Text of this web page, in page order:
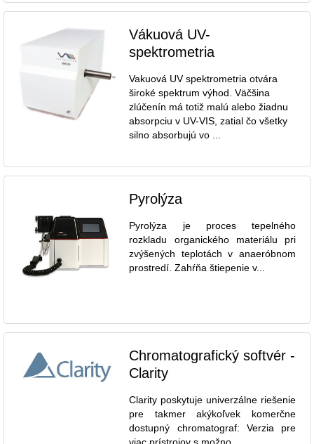
Vákuová UV-
spektrometria
Vakuová UV spektrometria otvára
široké spektrum výhod. Väčšina
zlúčenín má totiž malú alebo žiadnu
absorpciu v UV-VIS, zatial čo všetky
silno absorbujú vo ...
Pyrolýza
Pyrolýza je proces tepelného
rozkladu organického materiálu pri
zvýšených teplotách v anaeróbnom
prostredí. Zahŕňa štiepenie v...
Chromatografický softvér -
Clarity
Clarity poskytuje univerzálne riešenie
pre takmer akýkoľvek komerčne
dostupný chromatograf: Verzia pre
viac prístrojov s možno...